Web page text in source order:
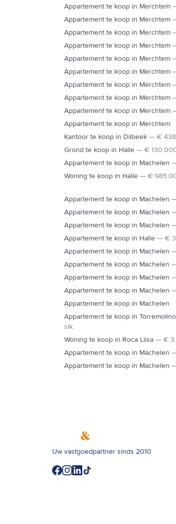
Appartement te koop in Merchtem
Appartement te koop in Merchtem
Appartement te koop in Merchtem
Appartement te koop in Merchtem
Appartement te koop in Merchtem
Appartement te koop in Merchtem
Appartement te koop in Merchtem
Appartement te koop in Merchtem
Appartement te koop in Merchtem
Appartement te koop in Merchtem
Kantoor te koop in Dilbeek — €
Grond te koop in Halle — €
Appartement te koop in Machelen
Woning te koop in Halle — €
Appartement te koop in Machelen
Appartement te koop in Machelen
Appartement te koop in Machelen
Appartement te koop in Halle — €
Appartement te koop in Machelen
Appartement te koop in Machelen
Appartement te koop in Machelen
Appartement te koop in Machelen
Appartement te koop in Machelen
Appartement te koop in
slk.
Woning te koop in Roca Llisa — €
Appartement te koop in Machelen
Appartement te koop in Machelen
Uw vastgoedpartner sinds 2010